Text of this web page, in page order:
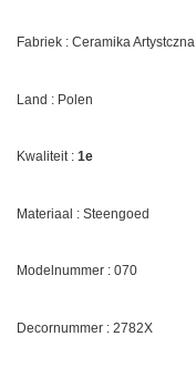
Fabriek : Ceramika Artystczna
Land : Polen
Kwaliteit : 1e
Materiaal : Steengoed
Modelnummer : 070
Decornummer : 2782X